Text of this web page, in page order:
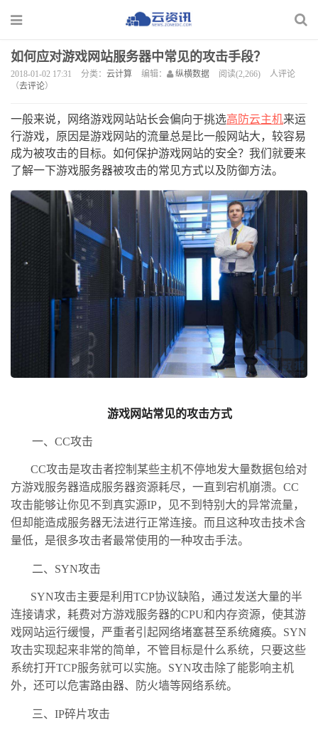
如何应对游戏网站服务器中常见的攻击手段？
2018-01-02 17:31 分类： 云计算 编辑： 纵横数据 阅读(2,266)
人评论
（去评论）
一般来说，网络游戏网站站长会偏向于挑选高防云主机来运
行游戏，原因是游戏网站的流量总是比一般网站大，较容易
成为被攻击的目标。如何保护游戏网站的安全？我们就要来
了解一下游戏服务器被攻击的常见方式以及防御方法。
游戏网站常见的攻击方式
一、CC攻击
CC攻击是攻击者控制某些主机不停地发大量数据包给对
方游戏服务器造成服务器资源耗尽，一直到宕机崩溃。CC
攻击能够让你见不到真实源IP，见不到特别大的异常流量，
但却能造成服务器无法进行正常连接。而且这种攻击技术含
量低，是很多攻击者最常使用的一种攻击手法。
二、SYN攻击
SYN攻击主要是利用TCP协议缺陷，通过发送大量的半
连接请求，耗费对方游戏服务器的CPU和内存资源，使其游
戏网站运行缓慢，严重者引起网络堵塞甚至系统瘫痪。SYN
攻击实现起来非常的简单，不管目标是什么系统，只要这些
系统打开TCP服务就可以实施。SYN攻击除了能影响主机
外，还可以危害路由器、防火墙等网络系统。
三、IP碎片攻击